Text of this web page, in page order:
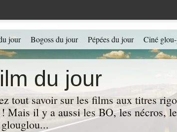
du jour
tout savoir sur les films aux titres
Mais il y a aussi les BO, les nécros,
jour Bogoss du jour Pépées du jour Ciné